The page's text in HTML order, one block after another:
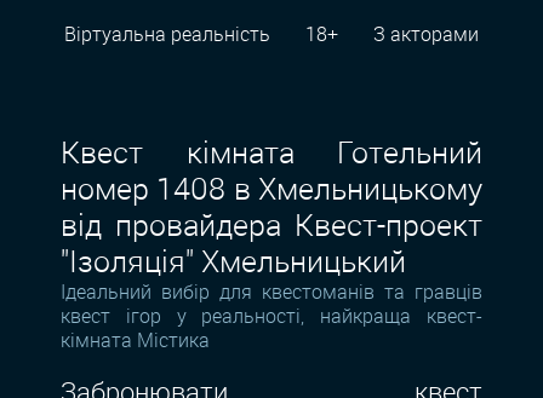
Віртуальна реальність 18+ З акторами
Квест кімната Готельний
номер 1408 в Хмельницькому
від провайдера Квест-проект
"Ізоляція" Хмельницький
Ідеальний вибір для квестоманів та гравців
квест ігор у реальності, найкраща квест-
кімната Містика